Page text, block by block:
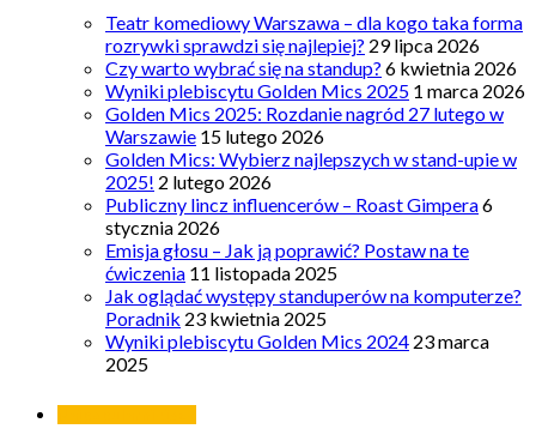
Teatr komediowy Warszawa – dla kogo taka forma
rozrywki sprawdzi się najlepiej? 29 lipca 2026
Czy warto wybrać się na standup? 6 kwietnia 2026
Wyniki plebiscytu Golden Mics 2025 1 marca 2026
Golden Mics 2025: Rozdanie nagród 27 lutego w
Warszawie 15 lutego 2026
Golden Mics: Wybierz najlepszych w stand-upie w
2025! 2 lutego 2026
Publiczny lincz influencerów – Roast Gimpera6
stycznia 2026
Emisja głosu – Jak ją poprawić? Postaw na te
ćwiczenia 11 listopada 2025
Jak oglądać występy standuperów na komputerze?
Poradnik 23 kwietnia 2025
Wyniki plebiscytu Golden Mics 2024 23 marca
2025